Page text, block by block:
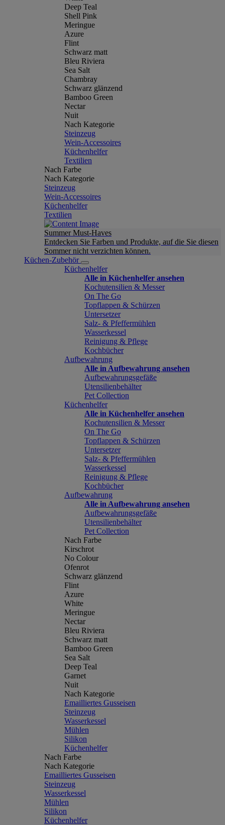
Deep Teal
Shell Pink
Meringue
Azure
Flint
Schwarz matt
Bleu Riviera
Sea Salt
Chambray
Schwarz glänzend
Bamboo Green
Nectar
Nuit
Nach Kategorie
Steinzeug
Wein-Accessoires
Küchenhelfer
Textilien
Nach Farbe
Nach Kategorie
Steinzeug
Wein-Accessoires
Küchenhelfer
Textilien
Summer Must-Haves
Entdecken Sie Farben und Produkte, auf die Sie diesen
Sommer nicht verzichten können.
Küchen-Zubehör
Küchenhelfer
Alle in Küchenhelfer ansehen
Kochutensilien & Messer
On The Go
Topflappen & Schürzen
Untersetzer
Salz- & Pfeffermühlen
Wasserkessel
Reinigung & Pflege
Kochbücher
Aufbewahrung
Alle in Aufbewahrung ansehen
Aufbewahrungsgefäße
Utensilienbehälter
Pet Collection
Küchenhelfer
Alle in Küchenhelfer ansehen
Kochutensilien & Messer
On The Go
Topflappen & Schürzen
Untersetzer
Salz- & Pfeffermühlen
Wasserkessel
Reinigung & Pflege
Kochbücher
Aufbewahrung
Alle in Aufbewahrung ansehen
Aufbewahrungsgefäße
Utensilienbehälter
Pet Collection
Nach Farbe
Kirschrot
No Colour
Ofenrot
Schwarz glänzend
Flint
Azure
White
Meringue
Nectar
Bleu Riviera
Schwarz matt
Bamboo Green
Sea Salt
Deep Teal
Garnet
Nuit
Nach Kategorie
Emailliertes Gusseisen
Steinzeug
Wasserkessel
Mühlen
Silikon
Küchenhelfer
Nach Farbe
Nach Kategorie
Emailliertes Gusseisen
Steinzeug
Wasserkessel
Mühlen
Silikon
Küchenhelfer